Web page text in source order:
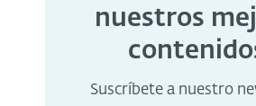
nuestros
Suscríbete a nuestro